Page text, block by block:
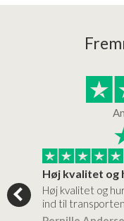
Høj kvalitet og
Høj kvalitet og
ind til